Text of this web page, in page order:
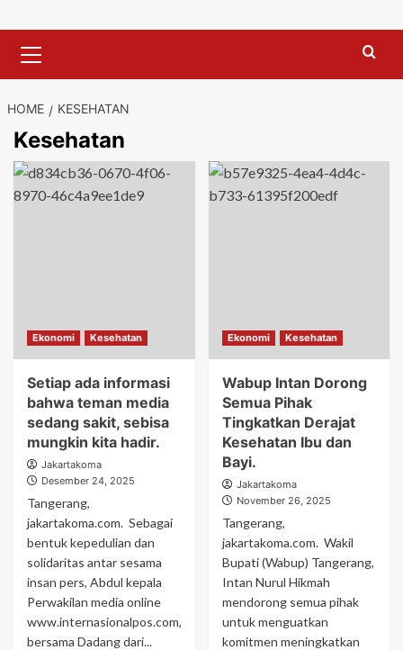
Menu
HOME KESEHATAN
Kesehatan
Ekonomi Kesehatan
Setiap ada informasi
bahwa teman media
sedang sakit, sebisa
mungkin kita hadir.
Jakartakoma
Desember 24, 2025
Tangerang,
jakartakoma.com. Sebagai
bentuk kepedulian dan
solidaritas antar sesama
insan pers, Abdul kepala
Perwakilan media online
www.internasionalpos.com,
bersama Dadang dari...
Ekonomi Kesehatan
Wabup Intan Dorong
Semua Pihak
Tingkatkan Derajat
Kesehatan Ibu dan
Bayi.
Jakartakoma
November 26, 2025
Tangerang,
jakartakoma.com. Wakil
Bupati (Wabup) Tangerang,
Intan Nurul Hikmah
mendorong semua pihak
untuk menguatkan
komitmen meningkatkan